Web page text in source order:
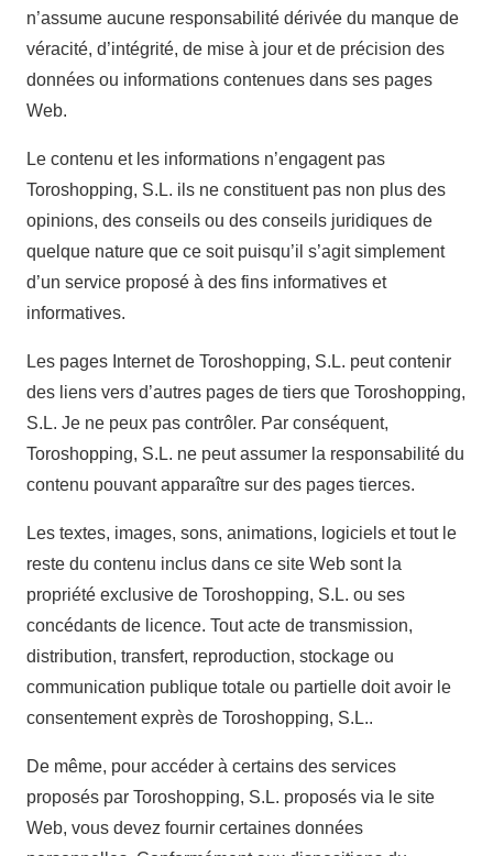
n’assume aucune responsabilité dérivée du manque de
véracité, d’intégrité, de mise à jour et de précision des
données ou informations contenues dans ses pages
Web.
Le contenu et les informations n’engagent pas
Toroshopping, S.L. ils ne constituent pas non plus des
opinions, des conseils ou des conseils juridiques de
quelque nature que ce soit puisqu’il s’agit simplement
d’un service proposé à des fins informatives et
informatives.
Les pages Internet de Toroshopping, S.L. peut contenir
des liens vers d’autres pages de tiers que Toroshopping,
S.L. Je ne peux pas contrôler. Par conséquent,
Toroshopping, S.L. ne peut assumer la responsabilité du
contenu pouvant apparaître sur des pages tierces.
Les textes, images, sons, animations, logiciels et tout le
reste du contenu inclus dans ce site Web sont la
propriété exclusive de Toroshopping, S.L. ou ses
concédants de licence. Tout acte de transmission,
distribution, transfert, reproduction, stockage ou
communication publique totale ou partielle doit avoir le
consentement exprès de Toroshopping, S.L..
De même, pour accéder à certains des services
proposés par Toroshopping, S.L. proposés via le site
Web, vous devez fournir certaines données